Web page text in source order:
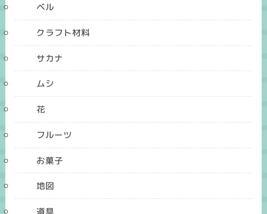
ベル
クラフト材料
サカナ
ムシ
花
フルーツ
お菓子
地図
道具